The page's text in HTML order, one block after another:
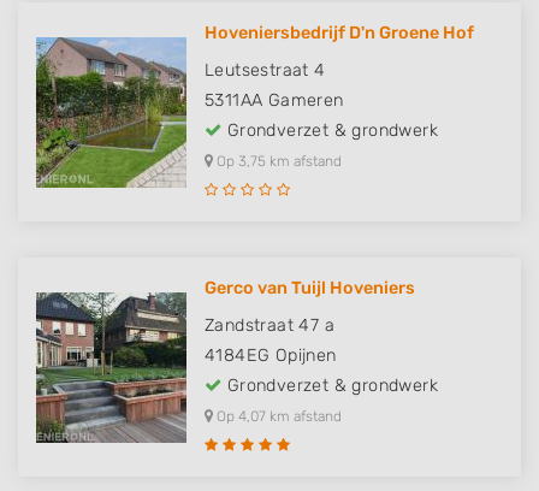
Hoveniersbedrijf D'n Groene Hof
Leutsestraat 4
5311AA Gameren
Grondverzet & grondwerk
Op 3,75 km afstand
Gerco van Tuijl Hoveniers
Zandstraat 47 a
4184EG Opijnen
Grondverzet & grondwerk
Op 4,07 km afstand